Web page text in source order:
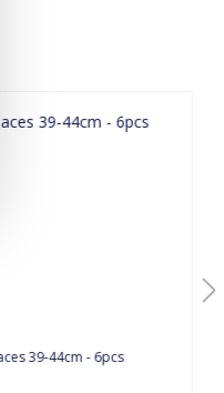
39-44cm - 6pcs